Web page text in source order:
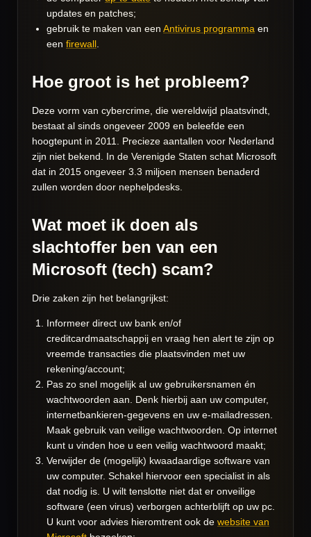
updates en patches;
gebruik te maken van een Antivirus programma en
een firewall
Hoe groot is het probleem?
Deze vorm van cybercrime, die wereldwijd plaatsvindt,
bestaat al sinds ongeveer 2009 en beleefde een
hoogtepunt in 2011. Precieze aantallen voor Nederland
zijn niet bekend. In de Verenigde Staten schat Microsoft
dat in 2015 ongeveer 3.3 miljoen mensen benaderd
zullen worden door nephelpdesks.
Wat moet ik doen als
slachtoffer ben van een
Microsoft (tech) scam?
Drie zaken zijn het belangrijkst:
Informeer direct uw bank en/of
creditcardmaatschappij en vraag hen alert te zijn op
vreemde transacties die plaatsvinden met uw
rekening/account;
Pas zo snel mogelijk al uw gebruikersnamen én
wachtwoorden aan. Denk hierbij aan uw computer,
internetbankieren-gegevens en uw e-mailadressen.
Maak gebruik van veilige wachtwoorden. Op internet
kunt u vinden hoe u een veilig wachtwoord maakt;
Verwijder de (mogelijk) kwaadaardige software van
uw computer. Schakel hiervoor een specialist in als
dat nodig is. U wilt tenslotte niet dat er onveilige
software (een virus) verborgen achterblijft op uw pc.
U kunt voor advies hieromtrent ook de website van